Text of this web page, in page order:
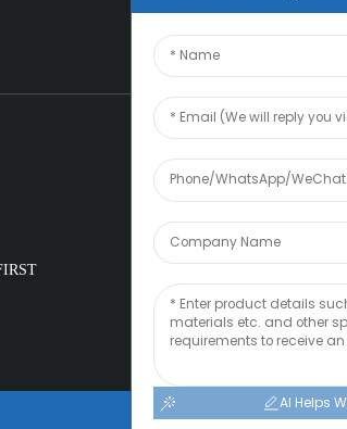
AI Helps